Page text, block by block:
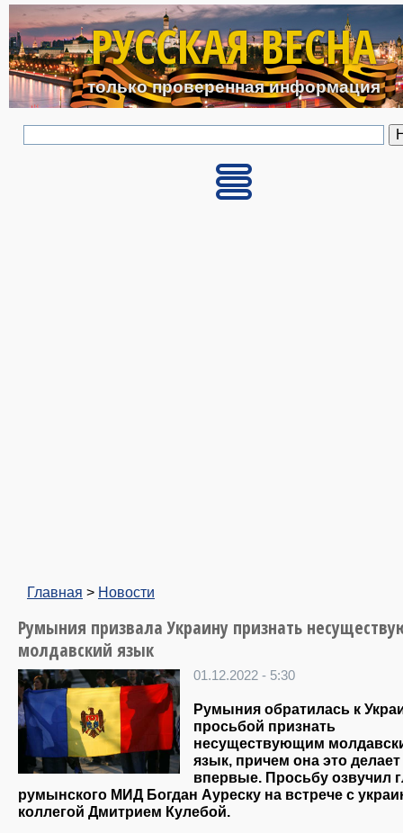
Перейти к основному
РУССКАЯ ВЕСНА
только проверенная информация
Главная > Новости
Румыния призвала Украину признать
молдавский язык
01.12.2022 - 5:30
Румыния обратилась к
просьбой признать
несуществующим
язык, причем она это делает
впервые. Просьбу озвучил
румынского МИД Богдан Ауреску на встрече с
коллегой Дмитрием Кулебой.